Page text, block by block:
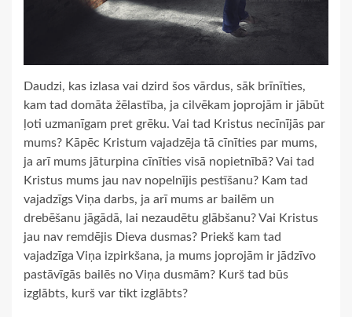
Daudzi, kas izlasa vai dzird šos vārdus, sāk brīnīties,
kam tad domāta žēlastība, ja cilvēkam joprojām ir jābūt
ļoti uzmanīgam pret grēku. Vai tad Kristus necīnījās par
mums? Kāpēc Kristum vajadzēja tā cīnīties par mums,
ja arī mums jāturpina cīnīties visā nopietnībā? Vai tad
Kristus mums jau nav nopelnījis pestīšanu? Kam tad
vajadzīgs Viņa darbs, ja arī mums ar bailēm un
drebēšanu jāgādā, lai nezaudētu glābšanu? Vai Kristus
jau nav remdējis Dieva dusmas? Priekš kam tad
vajadzīga Viņa izpirkšana, ja mums joprojām ir jādzīvo
pastāvīgās bailēs no Viņa dusmām? Kurš tad būs
izglābts, kurš var tikt izglābts?